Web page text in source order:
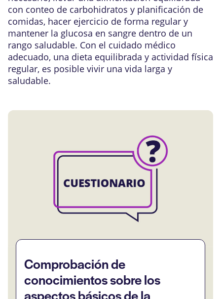
con conteo de carbohidratos y planificación de
comidas, hacer ejercicio de forma regular y
mantener la glucosa en sangre dentro de un
rango saludable. Con el cuidado médico
adecuado, una dieta equilibrada y actividad física
regular, es posible vivir una vida larga y
saludable.
Comprobación de
conocimientos sobre los